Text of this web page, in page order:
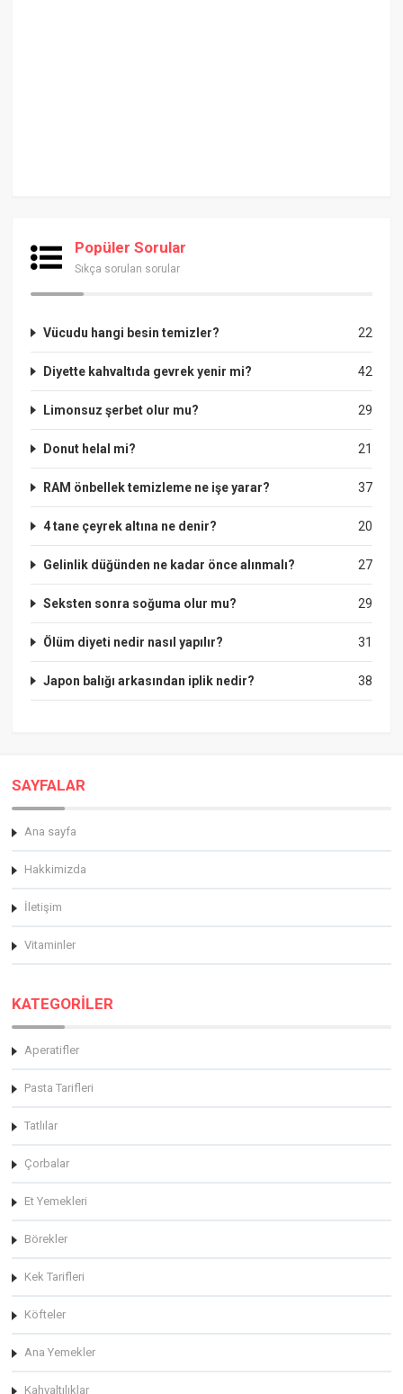
Popüler Sorular
Sıkça sorulan sorular
22
Vücudu hangi besin temizler?
42
Diyette kahvaltıda gevrek yenir mi?
29
Limonsuz şerbet olur mu?
21
Donut helal mi?
37
RAM önbellek temizleme ne işe yarar?
20
4 tane çeyrek altına ne denir?
27
Gelinlik düğünden ne kadar önce alınmalı?
29
Seksten sonra soğuma olur mu?
31
Ölüm diyeti nedir nasıl yapılır?
38
Japon balığı arkasından iplik nedir?
SAYFALAR
Ana sayfa
Hakkimizda
İletişim
Vitaminler
KATEGORİLER
Aperatifler
Pasta Tarifleri
Tatlılar
Çorbalar
Et Yemekleri
Börekler
Kek Tarifleri
Köfteler
Ana Yemekler
Kahvaltılıklar